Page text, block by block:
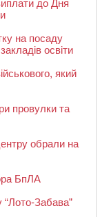
до Дня
на посаду
освіти
який
провулки та
обрали на
БпЛА
“Лото-Забава”